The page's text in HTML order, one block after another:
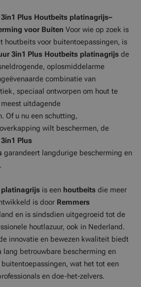
Plus Houtbeits platinagrijs–
voor Buiten Voor wie op zoek is
houtbeits voor buitentoepassingen, is
3in1 Plus Houtbeits platinagrijs de
oplosmiddelarme
combinatie van
speciaal ontworpen om hout te
uitdagende
Of u nu een schutting,
wilt beschermen, de
Plus
garandeert langdurige bescherming en
platinagrijs is een houtbeits die meer
is door Remmers
en is sindsdien uitgegroeid tot de
houtlazuur, ook in Nederland.
innovatie en bewezen kwaliteit biedt
lang betrouwbare bescherming en
wat het tot een
en doe-het-zelvers.